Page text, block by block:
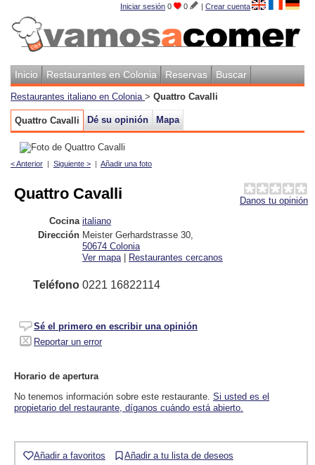
Iniciar sesión 0 0 | Crear cuenta
Inicio Restaurantes en Colonia Reservas Buscar
Restaurantes italiano en Colonia > Quattro Cavalli
Quattro Cavalli Dé su opinión Mapa
< Anterior | Siguiente > | Añadir una foto
Danos tu opinión
Quattro Cavalli
Cocina italiano
Dirección Meister Gerhardstrasse 30
50674 Colonia
Ver mapa | Restaurantes cercanos
Teléfono 0221 16822114
Sé el primero en escribir una opinión
Reportar un error
Horario de apertura
No tenemos información sobre este restaurante. Si usted es el
propietario del restaurante, díganos cuándo está abierto.
Añadir a favoritos Añadir a tu lista de deseos